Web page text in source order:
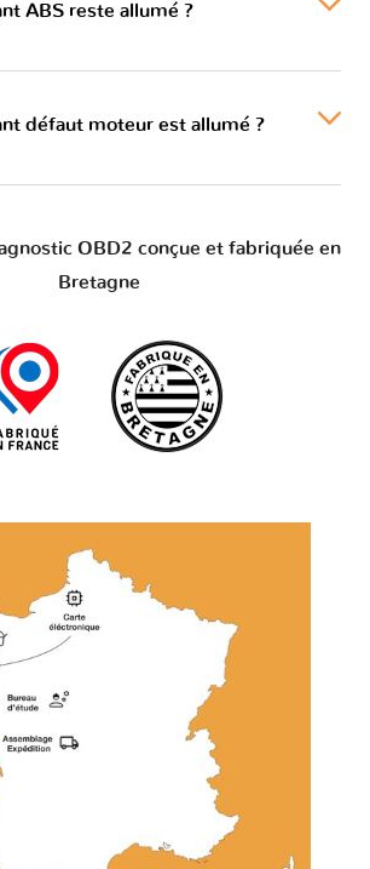
ABS reste allumé ?
défaut moteur est allumé ?
OBD2 conçue et fabriquée en
Bretagne